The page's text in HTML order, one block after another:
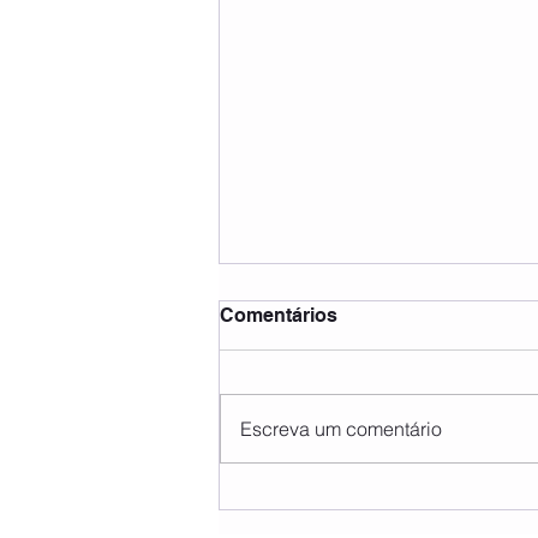
Comentários
Escreva um comentário